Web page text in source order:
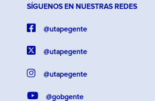
SÍGUENOS EN NUESTRAS REDES
@utapegente
@utapegente
@utapegente
@gobgente